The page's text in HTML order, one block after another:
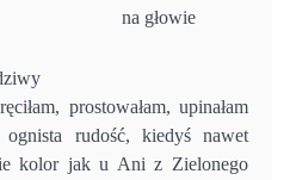
na głowie
prostowałam, upinałam
rudość, kiedyś nawet
kolor jak u Ani z Zielonego